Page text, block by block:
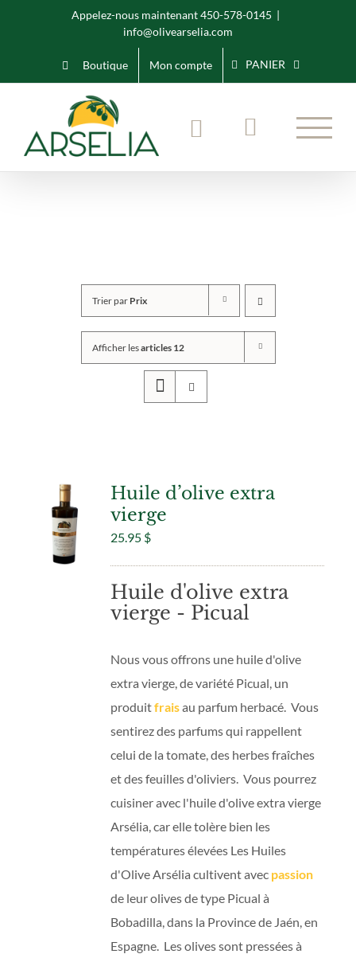
Appelez-nous maintenant 450-578-0145 |
info@olivearselia.com
Boutique Mon compte PANIER
Trier par Prix
Afficher lesarticles 12
Huile d’olive extra
vierge
25.95 $
Huile d'olive extra
vierge - Picual
Nous vous offrons une huile d'olive
extra vierge, de variété Picual, un
produitfraisau parfum herbacé. Vous
sentirez des parfums qui rappellent
celui de la tomate, des herbes fraîches
et des feuilles d'oliviers. Vous pourrez
cuisiner avec l'huile d'olive extra vierge
Arsélia, car elle tolère bien les
températures élevées Les Huiles
d'Olive Arsélia cultivent avec passion
de leur olives de type Picual à
Bobadilla, dans la Province de Jaén, en
Espagne. Les olives sont pressées à